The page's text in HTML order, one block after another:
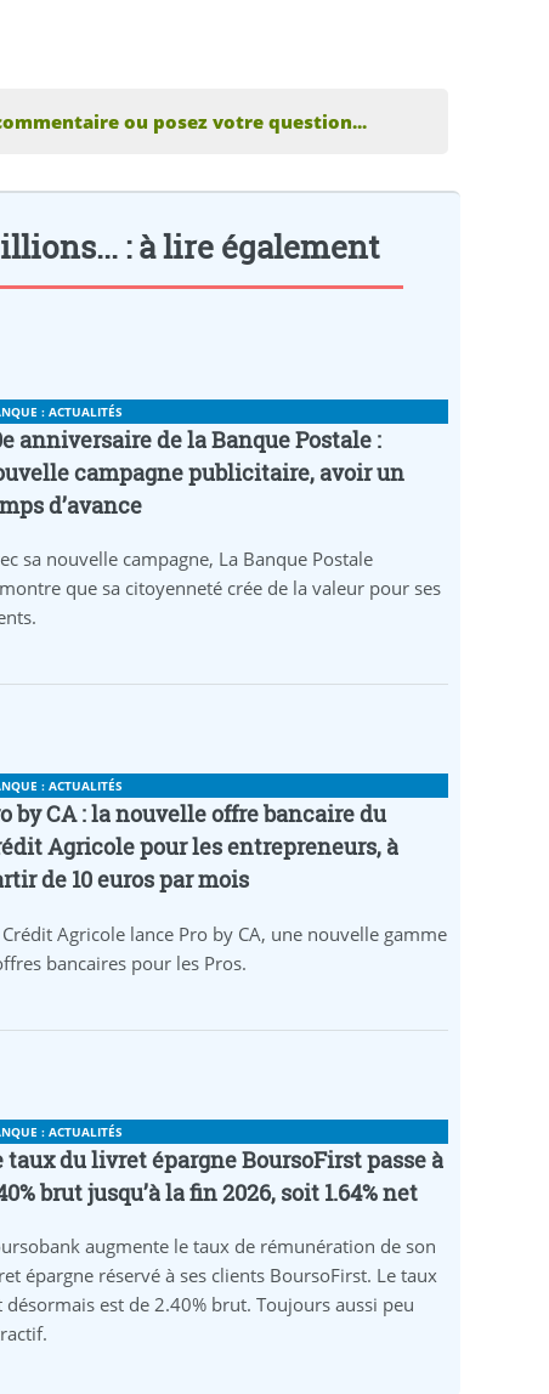
ou posez votre question...
: à lire également
: ACTUALITÉS
anniversaire de la Banque Postale :
campagne publicitaire, avoir un
d’avance
sa nouvelle campagne, La Banque Postale
que sa citoyenneté crée de la valeur pour ses
: ACTUALITÉS
by CA : la nouvelle offre bancaire du
Agricole pour les entrepreneurs, à
de 10 euros par mois
Crédit Agricole lance Pro by CA, une nouvelle gamme
bancaires pour les Pros.
: ACTUALITÉS
taux du livret épargne BoursoFirst passe à
brut jusqu’à la fin 2026, soit 1.64% net
augmente le taux de rémunération de son
épargne réservé à ses clients BoursoFirst. Le taux
désormais est de 2.40% brut. Toujours aussi peu